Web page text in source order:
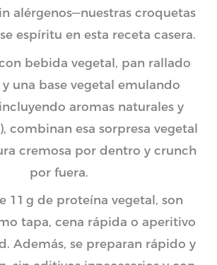
alérgenos—nuestras croquetas
espíritu en esta receta casera.
bebida vegetal, pan rallado
una base vegetal emulando
aromas naturales y
combinan esa sorpresa vegetal
cremosa por dentro y crunch
por fuera.
11 g de proteína vegetal, son
tapa, cena rápida o aperitivo
Además, se preparan rápido y